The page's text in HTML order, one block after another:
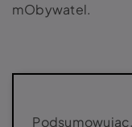
mObywatel.